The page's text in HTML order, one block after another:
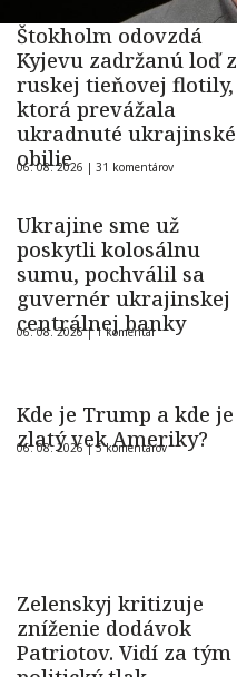
Štokholm odovzdá
Kyjevu zadržanú loď z
ruskej tieňovej flotily,
ktorá prevážala
ukradnuté ukrajinské
obilie
06. 08. 2026 | 31 komentárov
Ukrajine sme už
poskytli kolosálnu
sumu, pochválil sa
guvernér ukrajinskej
centrálnej banky
06. 08. 2026 |1 komentár
Kde je Trump a kde je
zlatý vek Ameriky?
06. 08. 2026 |5 komentárov
Zelenskyj kritizuje
zníženie dodávok
Patriotov. Vidí za tým